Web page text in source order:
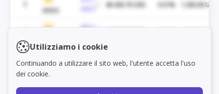
Utilizziamo i cookie
Continuando a utilizzare il sito web, l'utente accetta l'uso
dei cookie.
WEEX
48.430,70 USD 0.01% 1.285,06 USD
BTC /
WEEX
USDT
48.430,70 USD 0.01% 1.285,06 USD
1 48.430,70 USD 0.01% 1.285,06 USD